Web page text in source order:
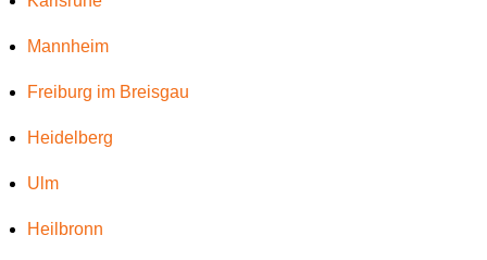
Mannheim
Freiburg im Breisgau
Heidelberg
Ulm
Heilbronn